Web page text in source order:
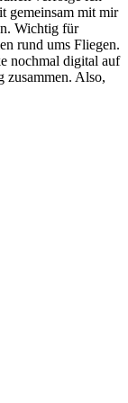
gemeinsam mit mir
Wichtig für
rund ums Fliegen.
nochmal digital auf
zusammen. Also,